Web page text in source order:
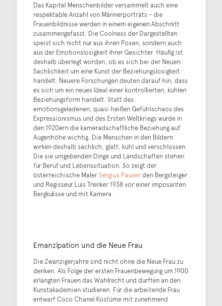
Das Kapitel Menschenbilder versammelt auch eine
respektable Anzahl von Männerporträts – die
Frauenbildnisse werden in einem eigenen Abschnitt
zusammengefasst. Die Coolness der Dargestellten
speist sich nicht nur aus ihren Posen, sondern auch
aus der Emotionslosigkeit ihrer Gesichter. Häufig ist
deshalb überlegt worden, ob es sich bei der Neuen
Sachlichkeit um eine Kunst der Beziehungslosigkeit
handelt. Neuere Forschungen deuten darauf hin, dass
es sich um ein neues Ideal einer kontrollierten, kühlen
Beziehungsform handelt. Statt des
emotionsgeladenen, quasi heißen Gefühlschaos des
Expressionismus und des Ersten Weltkriegs wurde in
den 1920ern die kameradschaftliche Beziehung auf
Augenhöhe wichtig. Die Menschen in den Bildern
wirken deshalb sachlich, glatt, kühl und verschlossen.
Die sie umgebenden Dinge und Landschaften stehen
für Beruf und Lebenssituation. So zeigt der
österreichische MalerSergius Pauserden Bergsteiger
und Regisseur Luis Trenker 1938 vor einer imposanten
Bergkulisse und mit Kamera.
Emanzipation und die Neue Frau
Die Zwanzigerjahre sind nicht ohne die Neue Frau zu
denken. Als Folge der ersten Frauenbewegung um 1900
erlangten Frauen das Wahlrecht und durften an den
Kunstakademien studieren. Für die arbeitende Frau
entwarf Coco Chanel Kostüme mit zunehmend